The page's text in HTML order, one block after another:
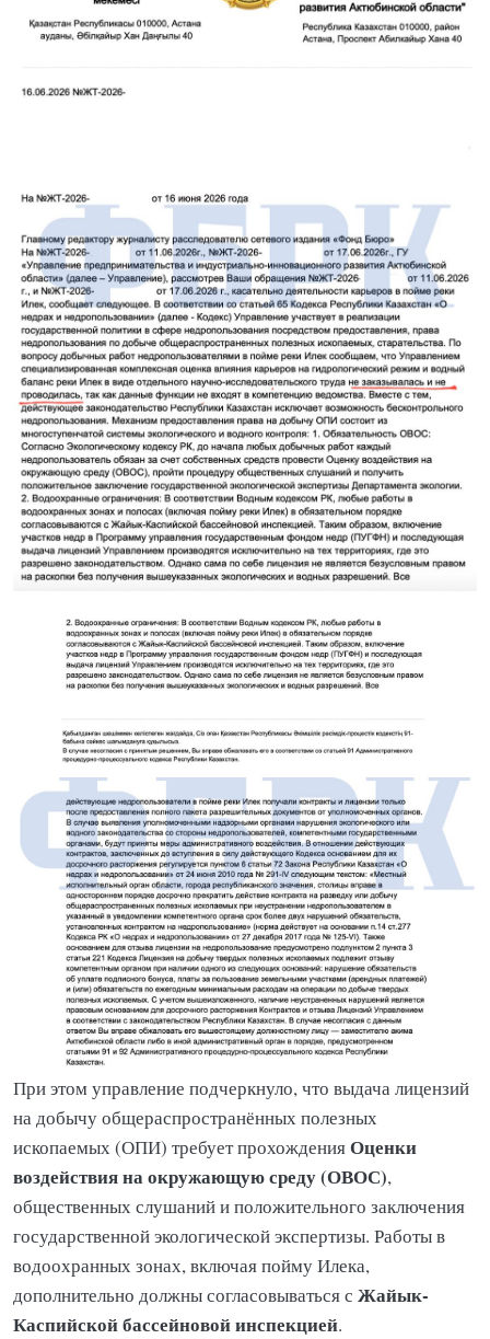
При этом управление подчеркнуло, что выдача лицензий
на добычу общераспространённых полезных
ископаемых (ОПИ) требует прохожденияОценки
воздействия на окружающую среду (ОВОС),
общественных слушаний и положительного заключения
государственной экологической экспертизы. Работы в
водоохранных зонах, включая пойму Илека,
дополнительно должны согласовываться с Жайык-
Каспийской бассейновой инспекцией.